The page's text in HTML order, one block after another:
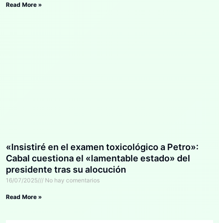
Read More »
«Insistiré en el examen toxicológico a Petro»:
Cabal cuestiona el «lamentable estado» del
presidente tras su alocución
16/07/2025 No hay comentarios
Read More »